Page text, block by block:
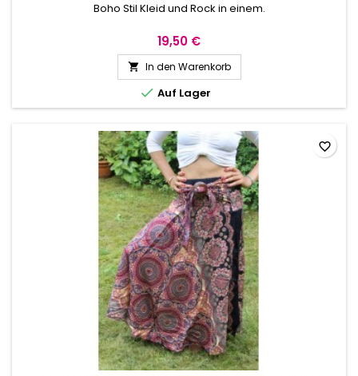
Boho Stil Kleid und Rock in einem.
19,50 €
 In den Warenkorb
 Auf Lager
favorite_border